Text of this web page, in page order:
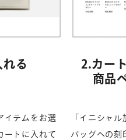
る
イテムをお選
ートに入れて
2.カー
商品
「イニシャ
バッグへの刻